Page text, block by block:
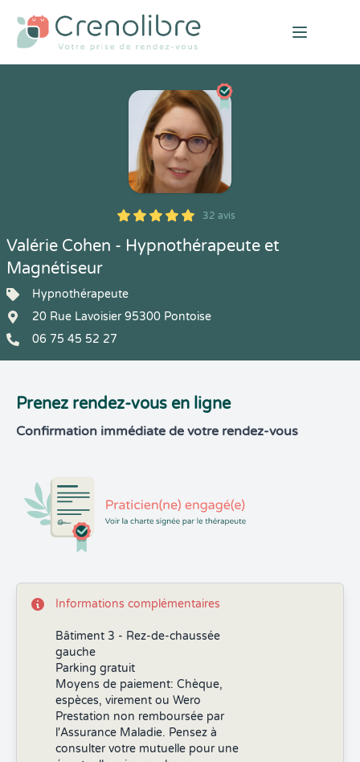
Open
5
1
5
32 32 avis
Valérie Cohen - Hypnothérapeute et
Magnétiseur
Hypnothérapeute
20 Rue Lavoisier 95300 Pontoise
06 75 45 52 27
Prenez rendez-vous en ligne
Confirmation immédiate de votre rendez-vous
Informations complémentaires
Bâtiment 3 - Rez-de-chaussée
gauche
Parking gratuit
Moyens de paiement: Chèque,
espèces, virement ou Wero
Prestation non remboursée par
l'Assurance Maladie. Pensez à
consulter votre mutuelle pour une